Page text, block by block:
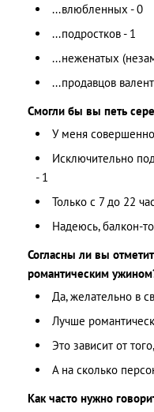
...влюбленных - 0
...подростков - 1
...неженатых
...продавцов
Смогли бы вы петь
У меня
Исключительно
- 1
Только с 7 до 22
Надеюсь, балкон-
Согласны ли вы
романтическим
Да, желательно в
Лучше
Это зависит от
А на сколько
Как часто нужно